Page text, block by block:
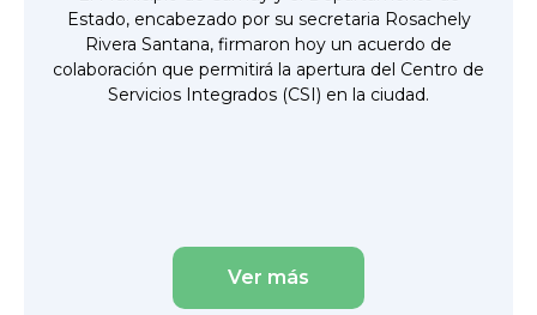
Estado, encabezado por su secretaria Rosachely
Rivera Santana, firmaron hoy un acuerdo de
colaboración que permitirá la apertura del Centro de
Servicios Integrados (CSI) en la ciudad.
Ver más